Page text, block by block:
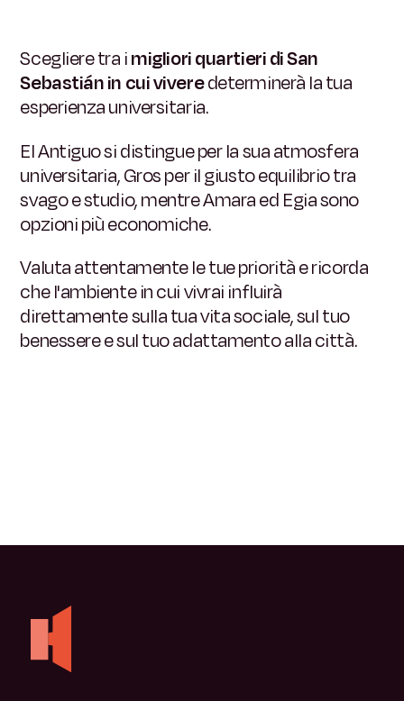
Scegliere tra imigliori quartieri di San
Sebastián in cui viveredeterminerà la tua
esperienza universitaria.
El Antiguo si distingue per la sua atmosfera
universitaria, Gros per il giusto equilibrio tra
svago e studio, mentre Amara ed Egia sono
opzioni più economiche.
Valuta attentamente le tue priorità e ricorda
che l'ambiente in cui vivrai influirà
direttamente sulla tua vita sociale, sul tuo
benessere e sul tuo adattamento alla città.